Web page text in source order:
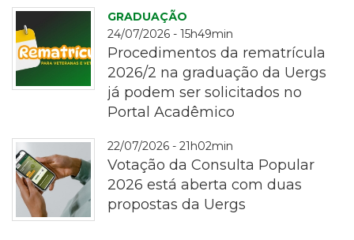
GRADUAÇÃO
24/07/2026 - 15h49min
Procedimentos da rematrícula
2026/2 na graduação da Uergs
já podem ser solicitados no
Portal Acadêmico
22/07/2026 - 21h02min
Votação da Consulta Popular
2026 está aberta com duas
propostas da Uergs